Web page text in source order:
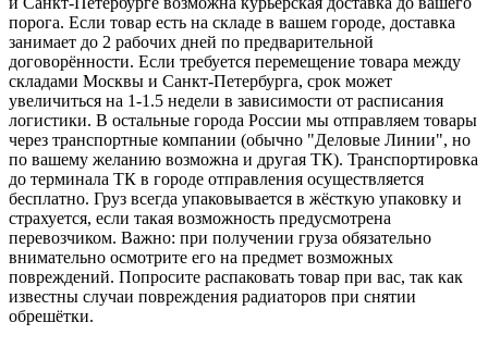
порога. Если товар есть на складе в вашем городе, доставка
занимает до 2 рабочих дней по предварительной
договорённости. Если требуется перемещение товара между
складами Москвы и Санкт-Петербурга, срок может
увеличиться на 1-1.5 недели в зависимости от расписания
логистики. В остальные города России мы отправляем товары
через транспортные компании (обычно "Деловые Линии", но
по вашему желанию возможна и другая ТК). Транспортировка
до терминала ТК в городе отправления осуществляется
бесплатно. Груз всегда упаковывается в жёсткую упаковку и
страхуется, если такая возможность предусмотрена
перевозчиком. Важно: при получении груза обязательно
внимательно осмотрите его на предмет возможных
повреждений. Попросите распаковать товар при вас, так как
известны случаи повреждения радиаторов при снятии
обрешётки.